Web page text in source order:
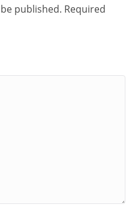
published. Required